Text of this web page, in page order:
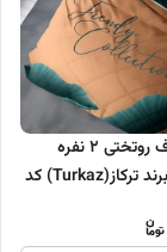
سرویس لحاف روتختی 2 نفره
چاپی تنسل برند ترکاز(Turkaz) کد